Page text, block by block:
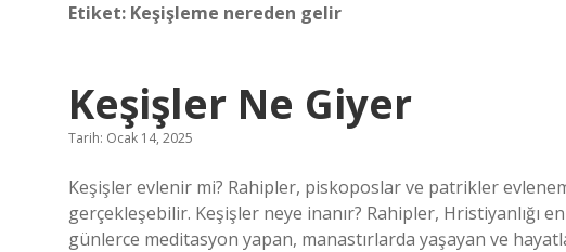
Etiket: Keşişleme nereden gelir
Keşişler Ne Giyer
Tarih: Ocak 14, 2025
Keşişler evlenir mi? Rahipler, piskoposlar ve patrikler
gerçekleşebilir. Keşişler neye inanır? Rahipler, Hristiyanlığı
günlerce meditasyon yapan, manastırlarda yaşayan ve